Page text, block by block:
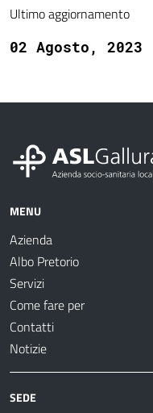
Ultimo aggiornamento
02 Agosto, 2023
MENU
Azienda
Albo Pretorio
Servizi
Come fare per
Contatti
Notizie
SEDE